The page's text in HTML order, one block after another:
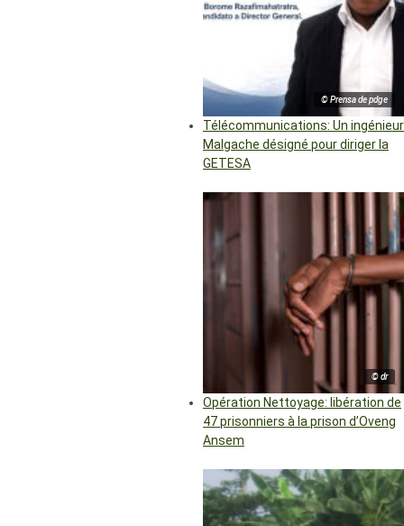
© Prensa de pdge
Télécommunications: Un ingénieur
Malgache désigné pour diriger la
GETESA
© dr
Opération Nettoyage: libération de
47 prisonniers à la prison d’Oveng
Ansem